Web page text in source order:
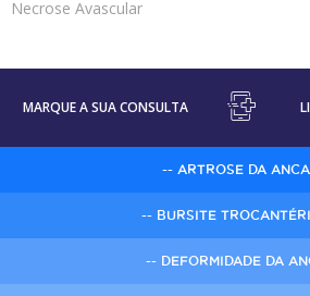
Necrose Avascular
MARQUE A SUA CONSULTA
-- ARTROSE DA
-- BURSITE
-- DEFORMIDADE DA